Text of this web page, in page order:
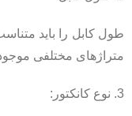
طول کابل را باید
متراژهای مختلفی
3. نوع کانکتور: